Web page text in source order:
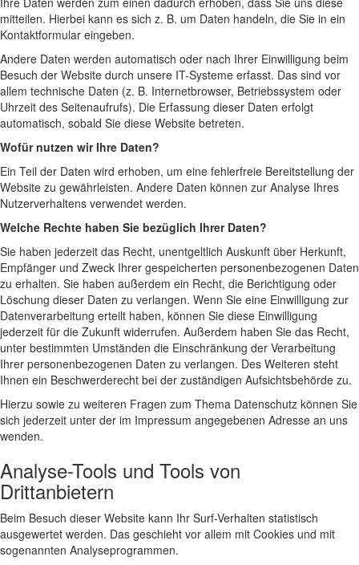
mitteilen. Hierbei kann es sich z. B. um Daten handeln, die Sie in ein
Kontaktformular eingeben.
Andere Daten werden automatisch oder nach Ihrer Einwilligung beim
Besuch der Website durch unsere IT-Systeme erfasst. Das sind vor
allem technische Daten (z. B. Internetbrowser, Betriebssystem oder
Uhrzeit des Seitenaufrufs). Die Erfassung dieser Daten erfolgt
automatisch, sobald Sie diese Website betreten.
Wofür nutzen wir Ihre Daten?
Ein Teil der Daten wird erhoben, um eine fehlerfreie Bereitstellung der
Website zu gewährleisten. Andere Daten können zur Analyse Ihres
Nutzerverhaltens verwendet werden.
Welche Rechte haben Sie bezüglich Ihrer Daten?
Sie haben jederzeit das Recht, unentgeltlich Auskunft über Herkunft,
Empfänger und Zweck Ihrer gespeicherten personenbezogenen Daten
zu erhalten. Sie haben außerdem ein Recht, die Berichtigung oder
Löschung dieser Daten zu verlangen. Wenn Sie eine Einwilligung zur
Datenverarbeitung erteilt haben, können Sie diese Einwilligung
jederzeit für die Zukunft widerrufen. Außerdem haben Sie das Recht,
unter bestimmten Umständen die Einschränkung der Verarbeitung
Ihrer personenbezogenen Daten zu verlangen. Des Weiteren steht
Ihnen ein Beschwerderecht bei der zuständigen Aufsichtsbehörde zu.
Hierzu sowie zu weiteren Fragen zum Thema Datenschutz können Sie
sich jederzeit unter der im Impressum angegebenen Adresse an uns
wenden.
Analyse-Tools und Tools von
Drittanbietern
Beim Besuch dieser Website kann Ihr Surf-Verhalten statistisch
ausgewertet werden. Das geschieht vor allem mit Cookies und mit
sogenannten Analyseprogrammen.